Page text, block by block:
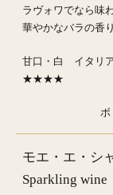
ラヴォワでなら味
華やかなバラの香
甘口・白 イタ
★★★★
ボ
モエ・エ・シ
Sparkling wine